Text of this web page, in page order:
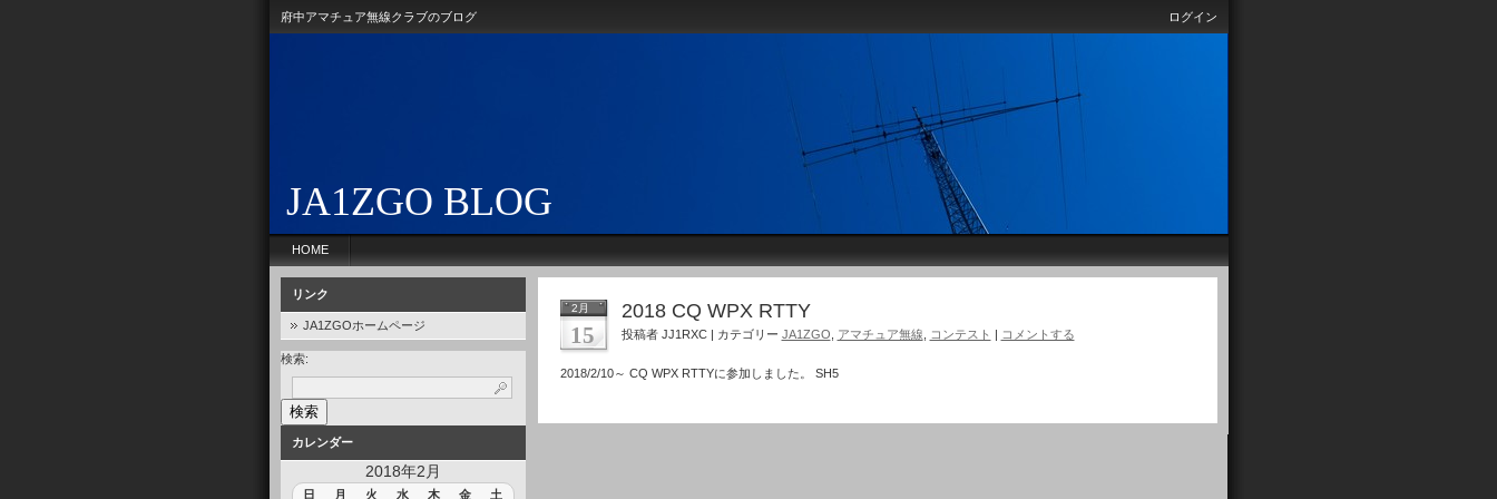
府中アマチュア無線クラブのブログ ログイン
JA1ZGO BLOG
HOME
リンク
JA1ZGOホームページ
検索:
カレンダー
2018年2月
日 月 火 水 木 金 土
2月
15
2018 CQ WPX RTTY
投稿者 JJ1RXC | カテゴリー JA1ZGO アマチュア無線 コンテスト | コメントする
2018/2/10～ CQ WPX RTTYに参加しました。 SH5